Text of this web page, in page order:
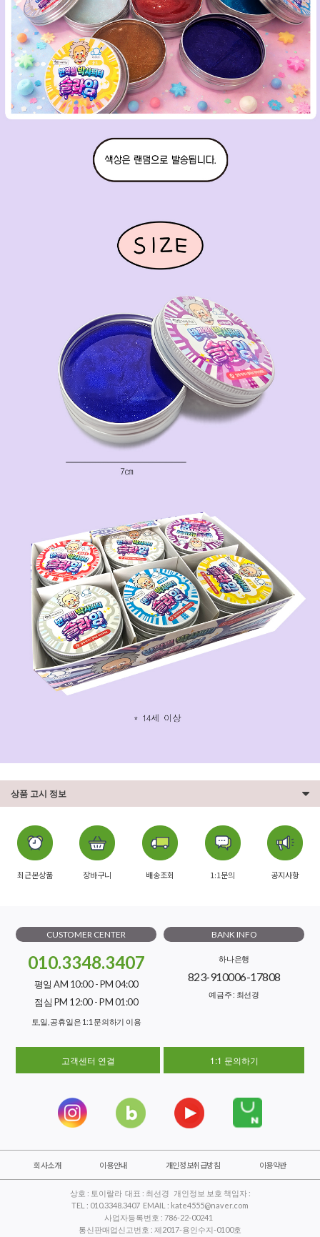
상품 고시 정보
최근본상품 장바구니 배송조회 1:1문의 공지사항
CUSTOMER CENTER
010.3348.3407
평일 AM 10:00 - PM 04:00
점심 PM 12:00 - PM 01:00
토,일, 공휴일은 1:1 문의하기 이용
BANK INFO
하나은행
823-910006-17808
예금주 : 최선경
고객센터 연결 1:1 문의하기
회사소개 이용안내 개인정보취급방침 이용약관
상호 : 토이랄라 대표 : 최선경 개인정보 보호 책임자 :
TEL : 010.3348.3407 EMAIL : kate4555@naver.com
사업자등록번호 : 786-22-00241
통신판매업신고번호 : 제2017-용인수지-0100호